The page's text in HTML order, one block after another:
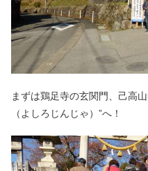
まずは鶏足寺の玄関門、己高
（よしろじんじゃ）”へ！